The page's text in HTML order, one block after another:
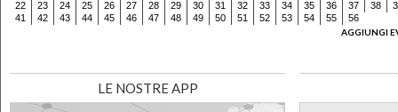
22
23 24 25 26 27 28 29 30 31 32 33 34 35 36 37 38
41
42 43 44 45 46 47 48 49 50 51 52 53 54 55
56
AGGIUNGI
LE NOSTRE APP